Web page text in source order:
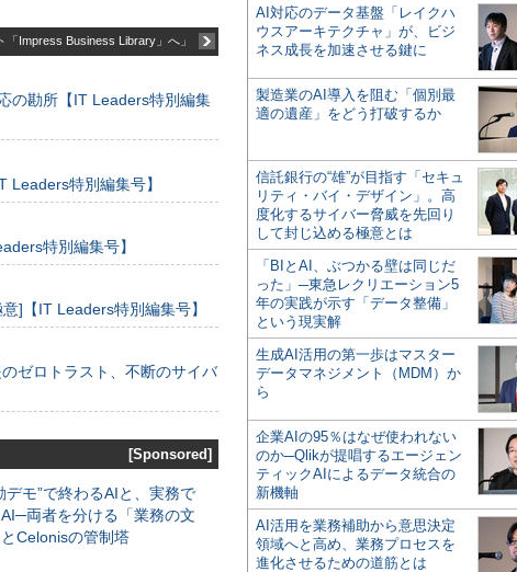
「Impress Business Library」へ」
の勘所【IT Leaders特別編集
Leaders特別編集号】
特別編集号】
]【IT Leaders特別編集号】
ゼロトラスト、不断のサイバ
[Sponsored]
デモ”で終わるAIと、実務で
両者を分ける「業務の文
Celonisの管制塔
AI対応のデータ基盤「レイクハ
ウスアーキテクチャ」が、ビジ
ネス成長を加速させる鍵に
製造業のAI導入を阻む「個別最
適の遺産」をどう打破するか
信託銀行の“雄”が目指す「セキュ
リティ・バイ・デザイン」。高
度化するサイバー脅威を先回り
して封じ込める極意とは
「BIとAI、ぶつかる壁は同じだ
った」─東急レクリエーション5
年の実践が示す「データ整備」
という現実解
生成AI活用の第一歩はマスター
データマネジメント（MDM）か
ら
企業AIの95％はなぜ使われない
のか─Qlikが提唱するエージェン
ティックAIによるデータ統合の
新機軸
AI活用を業務補助から意思決定
領域へと高め、業務プロセスを
進化させるための道筋とは